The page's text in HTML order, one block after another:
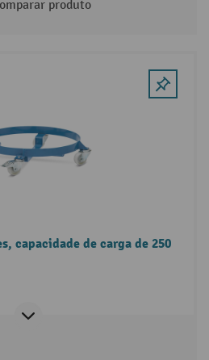
produto
capacidade de carga de 250